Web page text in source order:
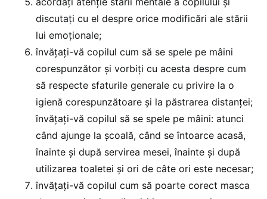
discutaţi cu el despre orice modificări ale stării
lui emoţionale;
învăţaţi-vă copilul cum să se spele pe mâini
corespunzător şi vorbiţi cu acesta despre cum
să respecte sfaturile generale cu privire la o
igienă corespunzătoare şi la păstrarea distanţei;
învăţaţi-vă copilul să se spele pe mâini: atunci
când ajunge la şcoală, când se întoarce acasă,
înainte şi după servirea mesei, înainte şi după
utilizarea toaletei şi ori de câte ori este necesar;
învăţaţi-vă copilul cum să poarte corect masca